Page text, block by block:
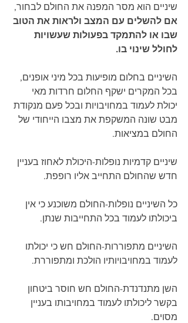
שיניים הוא מסר המפנה את החולם לבחור,
אם להשלים עם המצב ולראות את הטוב
שבו או להתמקד בפעולות שעשויות
לחולל שינוי בו.
השיניים בחלום מופיעות בכל מיני אופנים,
בכל המקרים ישקף החלום חרדות מאי
יכולת לעמוד במחויבויות ובכל פעם מנקודת
מבט שונה המשקפת את מצבו הייחודי של
החולם במציאות.
שיניים קדמיות נופלות-היכולת לאחוז בעניין
חדש שהחולם התחייב אליו רופפת.
כל השיניים נופלות-החולם משוכנע כי אין
ביכולתו לעמוד בכל התחייבות שנתן.
השיניים מתפוררות-החולם חש כי יכולתו
לעמוד במחויבויותיו הולכת ומתפוררת.
השן מתנדנדת-החולם חש חוסר ביטחון
בקשר ליכולתו לעמוד במחויבותו בעניין
מסוים.